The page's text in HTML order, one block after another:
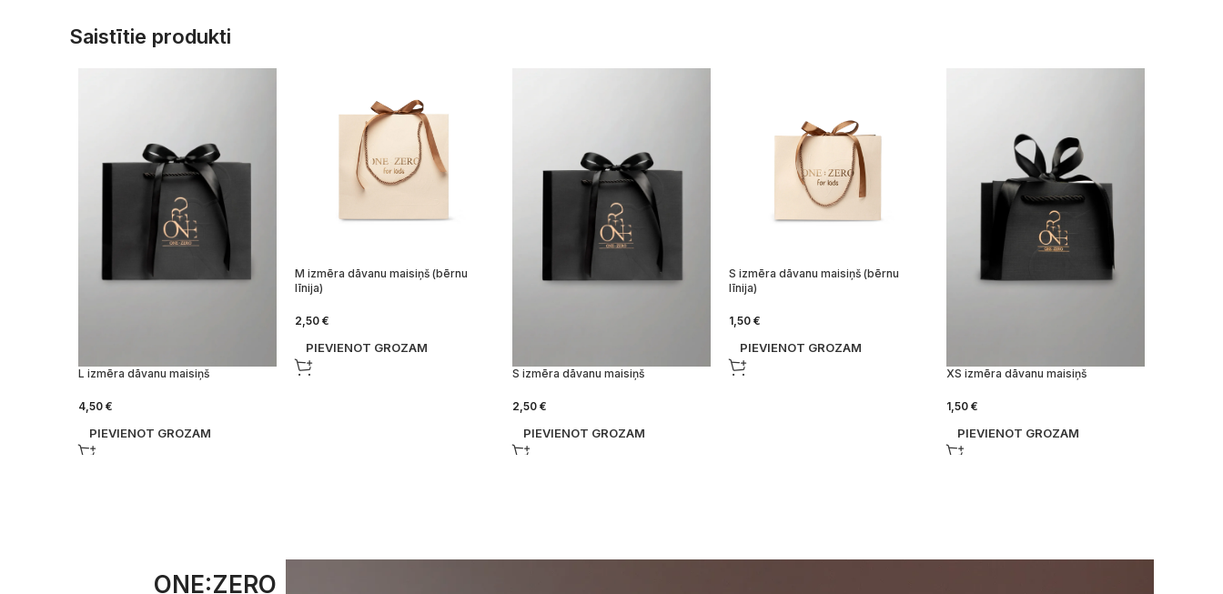
Saistītie produkti
L izmēra dāvanu maisiņš
4,50 €
PIEVIENOT GROZAM
M izmēra dāvanu maisiņš (bērnu
līnija)
2,50€
PIEVIENOT GROZAM
S izmēra dāvanu maisiņš
2,50 €
PIEVIENOT GROZAM
S izmēra dāvanu maisiņš (bērnu
līnija)
1,50€
PIEVIENOT GROZAM
XS izmēra dāvanu maisiņš
1,50 €
PIEVIENOT GROZAM
ONE:ZERO